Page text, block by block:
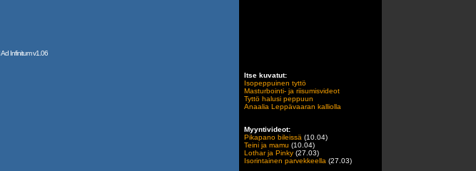
Ad Infinitumv1.06
Itse kuvatut:
Isopeppuinen tyttö
Masturbointi- ja riisumisvideot
Tyttö halusi peppuun
Anaalia Leppävaaran kalliolla
Myyntivideot:
Pikapano bileissä (10.04)
Teini ja mamu (10.04)
Lothar ja Pinky (27.03)
Isorintainen parvekkeella (27.03)